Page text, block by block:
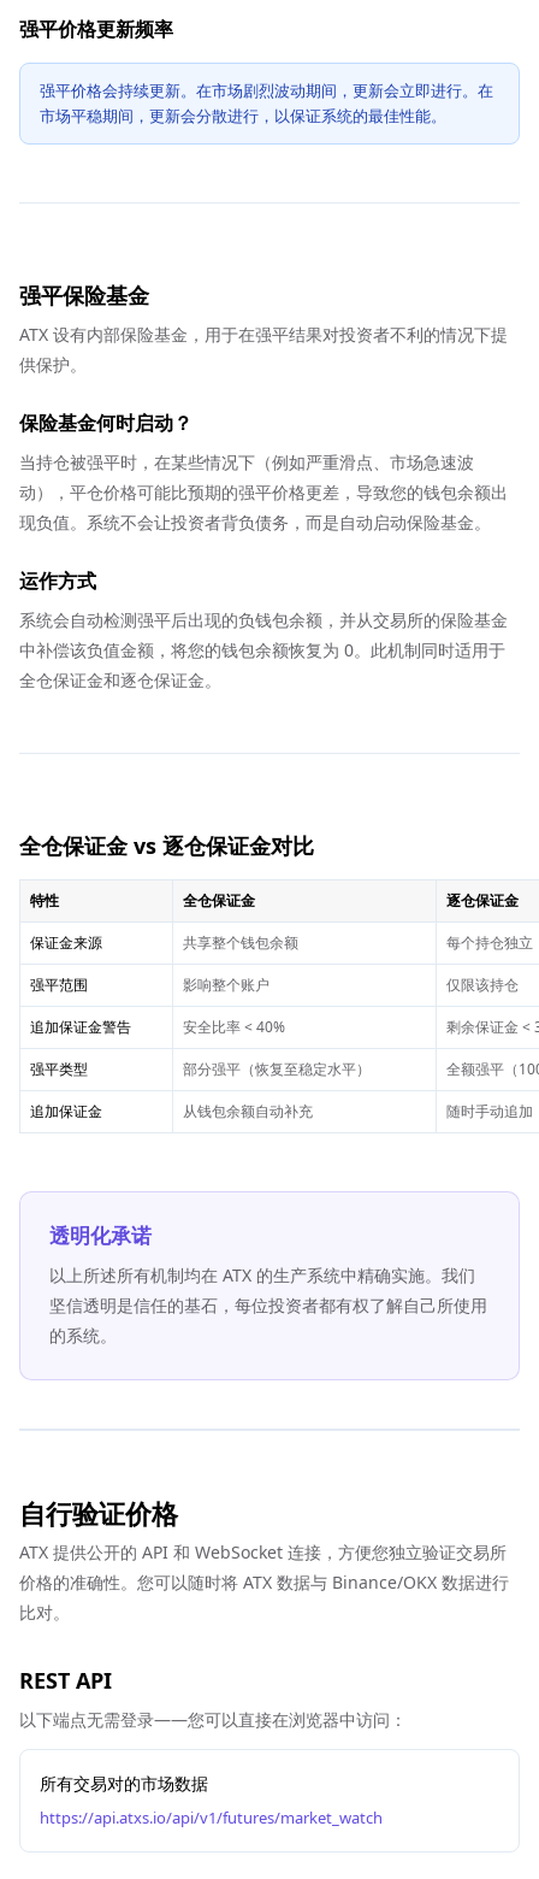
强平价格更新频率
强平价格会持续更新。在市场剧烈波动期间，更新会立即进行。在
市场平稳期间，更新会分散进行，以保证系统的最佳性能。
强平保险基金
ATX 设有内部保险基金，用于在强平结果对投资者不利的情况下提
供保护。
保险基金何时启动？
当持仓被强平时，在某些情况下（例如严重滑点、市场急速波
动），平仓价格可能比预期的强平价格更差，导致您的钱包余额出
现负值。系统不会让投资者背负债务，而是自动启动保险基金。
运作方式
系统会自动检测强平后出现的负钱包余额，并从交易所的保险基金
中补偿该负值金额，将您的钱包余额恢复为 0。此机制同时适用于
全仓保证金和逐仓保证金。
全仓保证金 vs 逐仓保证金对比
特性 全仓保证金 逐仓保证金
保证金来源 共享整个钱包余额 每个持仓独立
强平范围 影响整个账户 仅限该持仓
追加保证金警告 安全比率 < 40% 剩余保证金 <
强平类型 部分强平（恢复至稳定水平） 全额强平（
追加保证金 从钱包余额自动补充 随时手动追加
透明化承诺
以上所述所有机制均在 ATX 的生产系统中精确实施。我们
坚信透明是信任的基石，每位投资者都有权了解自己所使用
的系统。
自行验证价格
ATX 提供公开的 API 和 WebSocket 连接，方便您独立验证交易所
价格的准确性。您可以随时将 ATX 数据与 Binance/OKX 数据进行
比对。
REST API
以下端点无需登录——您可以直接在浏览器中访问：
所有交易对的市场数据
https://api.atxs.io/api/v1/futures/market_watch